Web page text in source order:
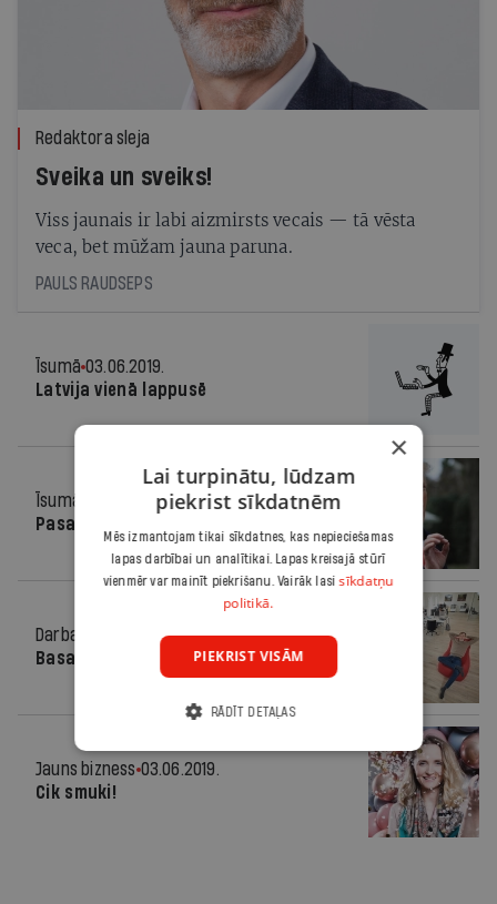
Redaktora sleja
Sveika un sveiks!
Viss jaunais ir labi aizmirsts vecais — tā vēsta
veca, bet mūžam jauna paruna.
PAULS RAUDSEPS
Īsumā 03.06.2019.
Latvija vienā lappusē
Īsumā
03.06.2019.
Pasaule vienā lappusē
Darbavieta
03.06.2019.
Basas kājas un iPhone gleznas
Jauns bizness 03.06.2019.
Cik smuki!
×
Lai turpinātu, lūdzam
piekrist sīkdatnēm
Mēs izmantojam tikai sīkdatnes, kas nepieciešamas
lapas darbībai un analītikai. Lapas kreisajā stūrī
vienmēr var mainīt piekrišanu. Vairāk lasisīkdatņu
politikā.
PIEKRIST VISĀM
RĀDĪT DETAĻAS